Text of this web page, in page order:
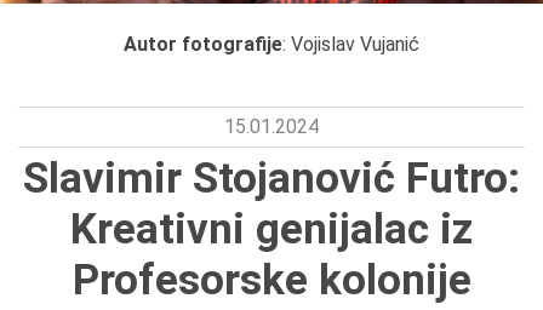
Autor fotografije: Vojislav Vujanić
15.01.2024
Slavimir Stojanović Futro:
Kreativni genijalac iz
Profesorske kolonije